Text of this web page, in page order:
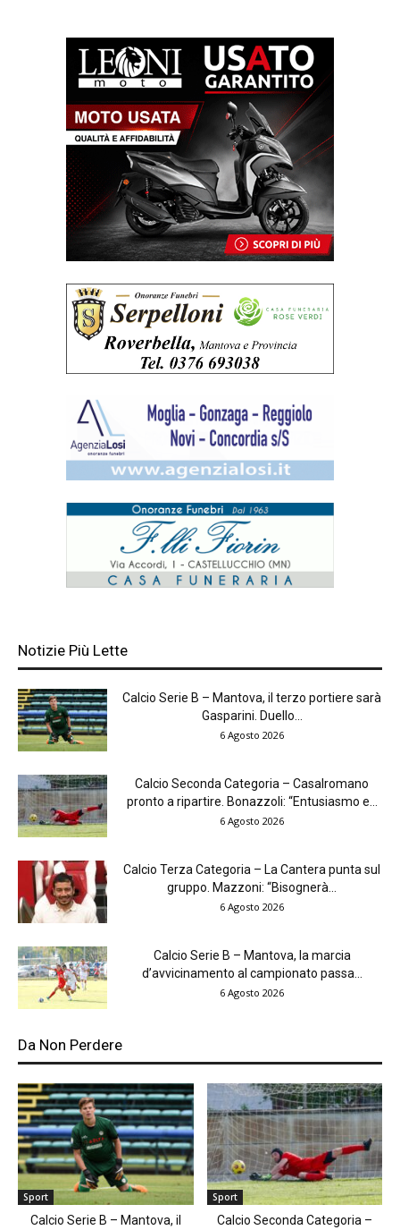
Notizie Più Lette
Calcio Serie B – Mantova, il terzo portiere sarà
Gasparini. Duello...
6 Agosto 2026
Calcio Seconda Categoria – Casalromano
pronto a ripartire. Bonazzoli: “Entusiasmo e...
6 Agosto 2026
Calcio Terza Categoria – La Cantera punta sul
gruppo. Mazzoni: “Bisognerà...
6 Agosto 2026
Calcio Serie B – Mantova, la marcia
d’avvicinamento al campionato passa...
6 Agosto 2026
Da Non Perdere
Sport
Calcio Serie B – Mantova, il
Sport
Calcio Seconda Categoria –